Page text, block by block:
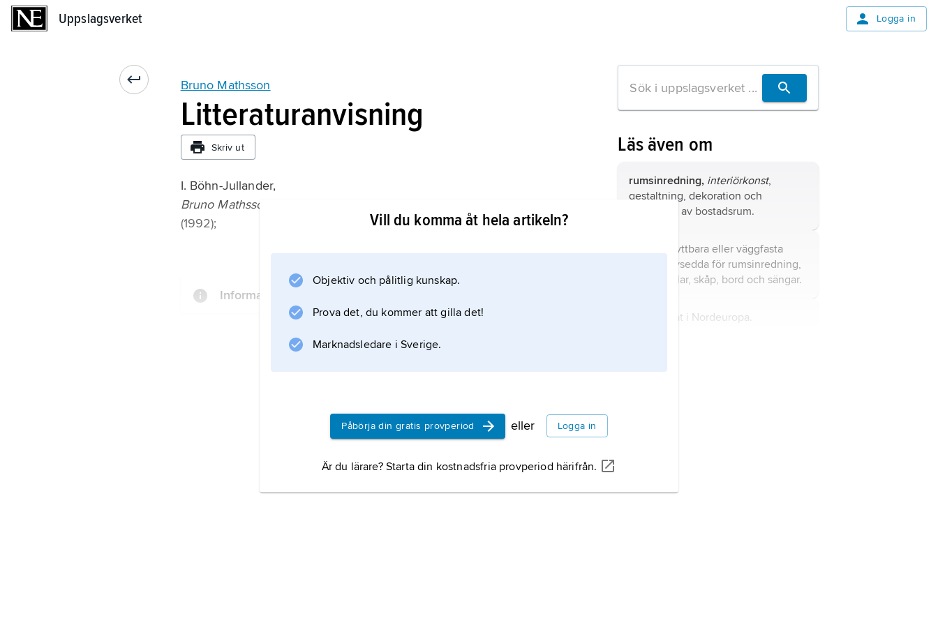
Uppslagsverket Logga in
Bruno Mathsson
Litteraturanvisning
Skriv ut
I. Böhn-Jullander,
Bruno Mathsson: Möbelkonstnären, glashusarkitekten, människan
(1992);
Information om artikeln
Vill du komma åt hela artikeln?
Objektiv och pålitlig kunskap.
Prova det, du kommer att gilla det!
Marknadsledare i Sverige.
Påbörja din gratis provperiod eller Logga in
Är du lärare? Starta din kostnadsfria provperiod härifrån.
Läs även om
rumsinredning, interiörkonst,
gestaltning, dekoration och
möblering av bostadsrum.
, flyttbara eller väggfasta
föremål avsedda för rumsinredning,
såsom stolar, skåp, bord och sängar.
stat i Nordeuropa.